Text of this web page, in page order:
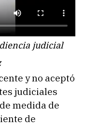
judicial
y no aceptó
judiciales
medida de
de